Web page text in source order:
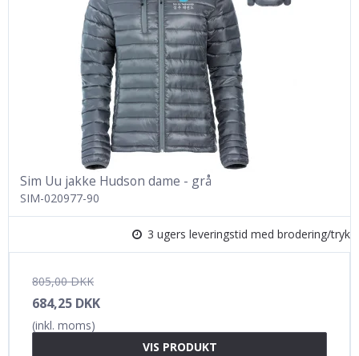
Sim Uu jakke Hudson dame - grå
SIM-020977-90
3 ugers leveringstid med brodering/tryk
805,00 DKK
684,25 DKK
(inkl. moms)
VIS PRODUKT